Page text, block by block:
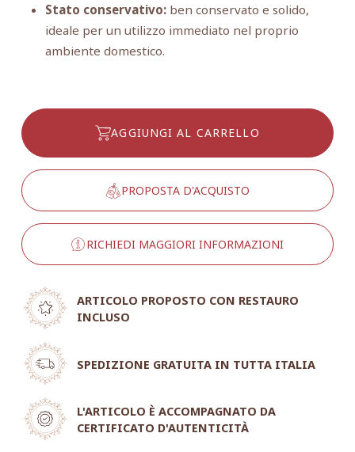
Stato conservativo:ben conservato e solido,
ideale per un utilizzo immediato nel proprio
ambiente domestico.
AGGIUNGI AL CARRELLO
PROPOSTA D'ACQUISTO
RICHIEDI MAGGIORI INFORMAZIONI
ARTICOLO PROPOSTO CON RESTAURO
INCLUSO
SPEDIZIONE GRATUITA IN TUTTA ITALIA
L'ARTICOLO È ACCOMPAGNATO DA
CERTIFICATO D'AUTENTICITÀ